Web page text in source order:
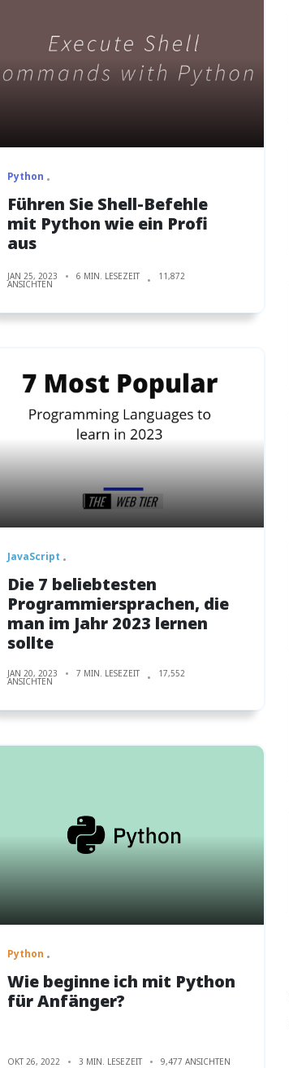
Python
Führen Sie Shell-Befehle
mit Python wie ein Profi
aus
JAN 25, 2023 6 MIN. LESEZEIT 11,872
ANSICHTEN
JavaScript
Die 7 beliebtesten
Programmiersprachen, die
man im Jahr 2023 lernen
sollte
JAN 20, 2023 7 MIN. LESEZEIT 17,552
ANSICHTEN
Python
Wie beginne ich mit Python
für Anfänger?
OKT 26, 2022 3 MIN. LESEZEIT 9,477 ANSICHTEN